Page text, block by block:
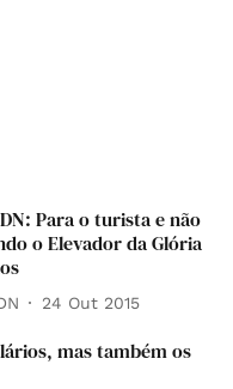
Para o turista e não
o Elevador da Glória
24 Out 2015
mas também os